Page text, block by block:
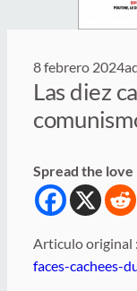
8 febrero 2024
Las diez
Spread the love
Articulo original :
faces-cachees-